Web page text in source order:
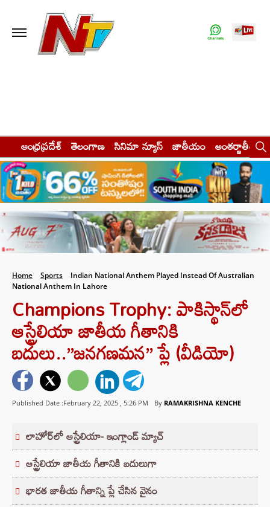
ఆంధ్రప్రదేశ్ తెలంగాణ సినిమా న్యూస్ జాతీయం అంతర్జాతీయం
Home Sports
Indian National Anthem Played Instead Of Australian
National Anthem In Lahore
Champions Trophy: పాకిస్థాన్‌లో
ఆస్ట్రేలియా జాతీయ గీతానికి
బదులు..”జనగణమన” ప్లే (వీడియో)
Published Date :February 22, 2025 , 5:26 PM By RAMAKRISHNA KENCHE
లాహోర్‌లో ఆస్ట్రేలియా- ఇంగ్లాండ్ మ్యాచ్
ఆస్ట్రేలియా జాతీయ గీతానికి బదులుగా
భారత జాతీయ గీతాన్ని ప్లే చేసిన వైనం